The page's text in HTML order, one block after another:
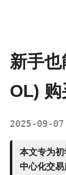
新手
OL) 购
2025-09-
本文专为
中心化交